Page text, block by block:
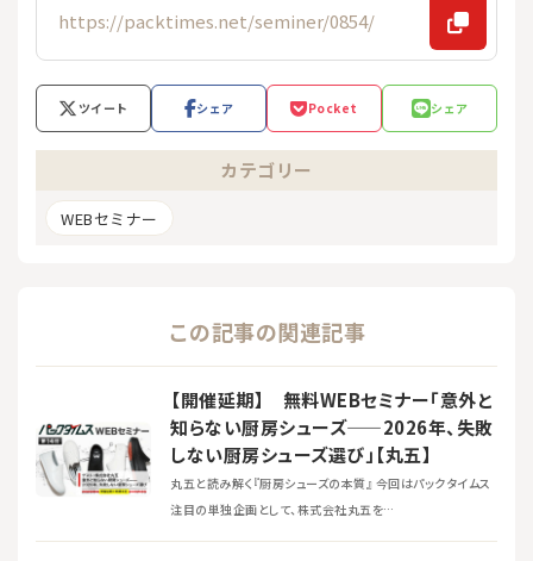
ツイート シェア Pocket シェア
カテゴリー
WEBセミナー
この記事の関連記事
【開催延期】 無料WEBセミナー「意外と
知らない厨房シューズ——2026年、失敗
しない厨房シューズ選び」【丸五】
丸五と読み解く『厨房シューズの本質』 今回はパックタイムス
注目の単独企画として、株式会社丸五を…